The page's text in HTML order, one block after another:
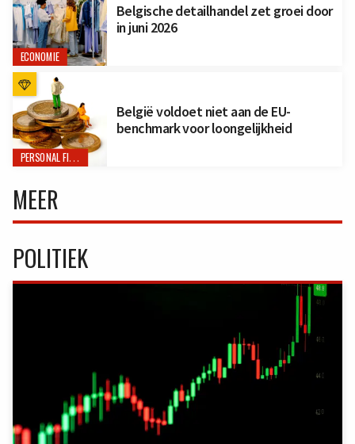
ECONOMIE
Belgische detailhandel zet groei door
in juni 2026
PERSONAL FINANCE
België voldoet niet aan de EU-
benchmark voor loongelijkheid
MEER
POLITIEK